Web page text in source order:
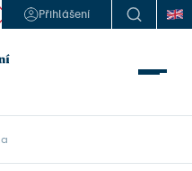
Přihlášení